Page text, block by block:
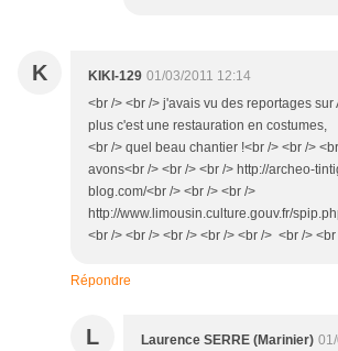
K KIKI-129 01/03/2011 12:14
<br /> <br /> j'avais vu des reportages sur
plus c'est une restauration en
<br /> quel beau chantier !<br /> <br />
avons<br /> <br /> <br /> http://archeo-
blog.com/<br /> <br /> <br />
http://www.limousin.culture.gouv.fr/
<br /> <br /> <br /> <br /> <br /> <br />
Répondre
L Laurence SERRE (Marinier)